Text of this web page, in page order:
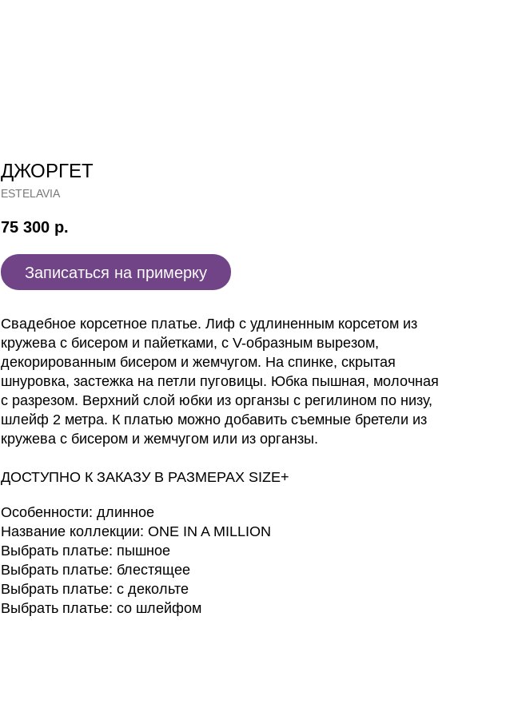
ДЖОРГЕТ
ESTELAVIA
75 300 р.
Записаться на примерку
Свадебное корсетное платье. Лиф с удлиненным корсетом из
кружева с бисером и пайетками, с V-образным вырезом,
декорированным бисером и жемчугом. На спинке, скрытая
шнуровка, застежка на петли пуговицы. Юбка пышная, молочная
с разрезом. Верхний слой юбки из органзы с регилином по низу,
шлейф 2 метра. К платью можно добавить съемные бретели из
кружева с бисером и жемчугом или из органзы.
ДОСТУПНО К ЗАКАЗУ В РАЗМЕРАХ SIZE+
Особенности: длинное
Название коллекции: ONE IN A MILLION
Выбрать платье: пышное
Выбрать платье: блестящее
Выбрать платье: с декольте
Выбрать платье: со шлейфом